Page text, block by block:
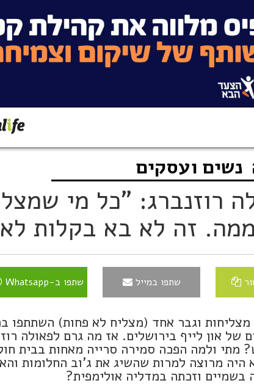
העתיקו קישורנשים ועסקים
רוזנברג: "כל מי
זה לא בא בקלות
שתפו במייל שתפו ב-Whatsapp
וגבר אחד (מצליח לא פחות) השתתפו
של און לייף בירושלים. אז מה גרם לפאולה
מתי ולמה הפכה סמירה סרייה מאחות בבית
היה מרוצה למרות שהשיג את ג'וב החלומות
בשמיים וזכתה במדליה אולימפית?